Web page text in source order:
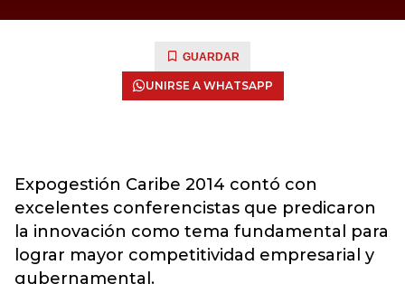
GUARDAR
UNIRSE A WHATSAPP
Expogestión Caribe 2014 contó con
excelentes conferencistas que predicaron
la innovación como tema fundamental para
lograr mayor competitividad empresarial y
gubernamental.